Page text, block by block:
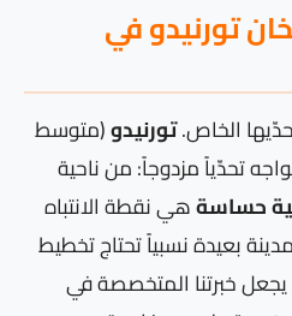
تورنيدو في
الخاص.تورنيدو(متوسط
تحدّياً مزدوجاً: من ناحية
حساسةهي نقطة الانتباه
بعيدة نسبياً تحتاج تخطيط
يجعل خبرتنا المتخصصة في